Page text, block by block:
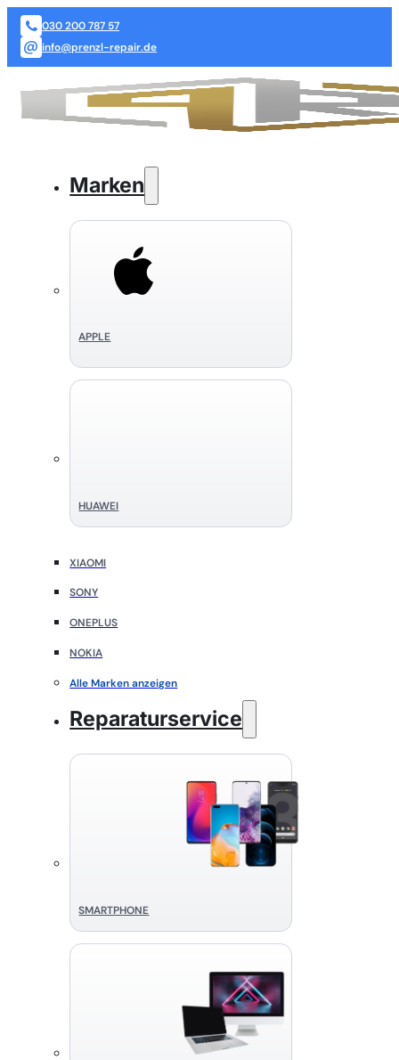
030 200 787 57
info@prenzl-repair.de
Marken
APPLE
HUAWEI
XIAOMI
SONY
ONEPLUS
NOKIA
Alle Marken anzeigen
Reparaturservice
SMART­PHONE